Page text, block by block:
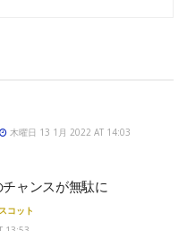
木曜日 13 1月 2022 AT 14:03
ャンスが無駄に
コット